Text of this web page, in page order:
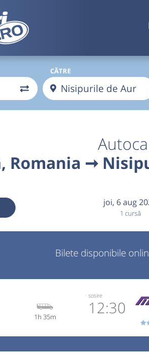
CĂTRE
Romania ➞
joi, 6 aug
1 cursă
Bilete disponibile
1h 35m
sosire
12:30